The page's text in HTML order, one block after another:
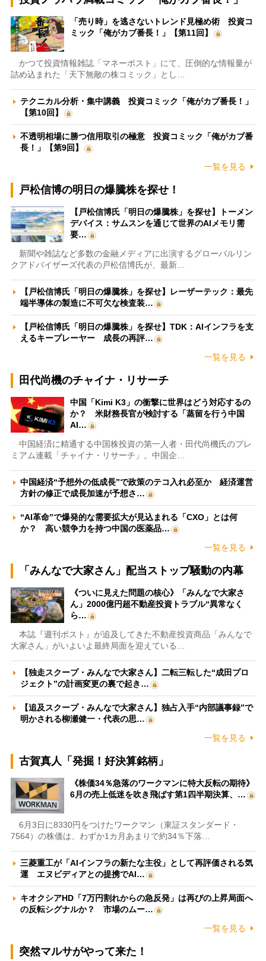
「売り時」を逃さないトレンド見極め術 投資コ
ミック「俺がカブ番長！」【第11回】
かつて投資情報雑誌「マネーポスト」にて、圧倒的な情報量が
詰め込まれた「天下無敵の株コミック」とし…
テクニカル分析・集中講義 投資コミック「俺がカブ番長！」
【第10回】
不透明相場に勝つ信用取引の極意 投資コミック「俺がカブ番
長！」【第9回】
一覧を見る
戸松信博の明日の爆騰株を探せ！
【戸松信博氏「明日の爆騰株」を探せ】トーメン
デバイス：サムスンを通じて世界のAIメモリ需
要…
新聞や雑誌など多数の金融メディアに出演するグローバルリン
クアドバイザーズ代表の戸松信博氏が、最新…
【戸松信博氏「明日の爆騰株」を探せ】レーザーテック：最先
端半導体の製造に不可欠な検査装…
【戸松信博氏「明日の爆騰株」を探せ】TDK：AIインフラを支
えるキープレーヤー 成長の再評…
一覧を見る
田代尚機のチャイナ・リサーチ
中国「Kimi K3」の衝撃に世界はどう対応するの
か？ 米財務長官が検討する「蒸留を行う中国
AI…
中国経済に精通する中国株投資の第一人者・田代尚機氏のプレ
ミアム連載「チャイナ・リサーチ」。中国企…
中国経済“予想外の低成長”で政策のテコ入れ必至か 経済運営
方針の修正で成長加速が予想さ…
“AI革命”で爆発的な需要拡大が見込まれる「CXO」とは何
か？ 高い競争力を持つ中国の医薬品…
一覧を見る
「みんなで大家さん」配当ストップ騒動の内幕
《ついに見えた問題の核心》「みんなで大家さ
ん」2000億円超不動産投資トラブル“異常なく
ら…
本誌『週刊ポスト』が追及してきた不動産投資商品「みんなで
大家さん」がいよいよ最終局面を迎えている…
【独走スクープ・みんなで大家さん】二転三転した“成田プロ
ジェクト”の計画変更の裏で起き…
【追及スクープ・みんなで大家さん】独占入手“内部議事録”で
明かされる柳瀬健一・代表の思…
一覧を見る
古賀真人「発掘！好決算銘柄」
《株価34％急落のワークマンに特大反転の期待》
6月の売上低迷を吹き飛ばす第1四半期決算、…
6月3日に8330円をつけたワークマン（東証スタンダード・
7564）の株価は、わずか1カ月あまりで約34％下落…
三菱重工が「AIインフラの新たな主役」として再評価される気
運 エヌビディアとの提携でAI…
キオクシアHD「7万円割れからの急反発」は再びの上昇局面へ
の反転シグナルか？ 市場のムー…
一覧を見る
突然マルサがやって来た！